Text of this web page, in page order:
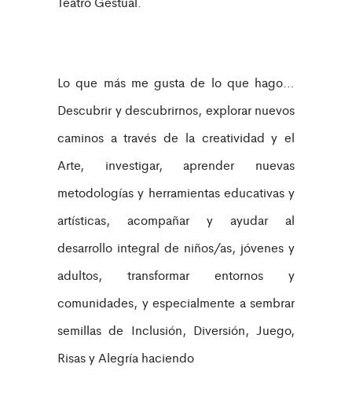
Lo que más me gusta de lo que hago…
Descubrir y descubrirnos, explorar nuevos
caminos a través de la creatividad y el
Arte, investigar, aprender nuevas
metodologías y herramientas educativas y
artísticas, acompañar y ayudar al
desarrollo integral de niños/as, jóvenes y
adultos, transformar entornos y
comunidades, y especialmente a sembrar
semillas de Inclusión, Diversión, Juego,
Risas y Alegría haciendo